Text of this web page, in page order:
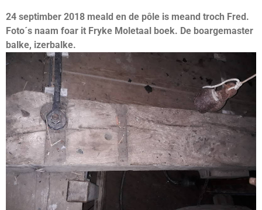
24 septimber 2018 meald en de pôle is meand troch Fred.
Foto´s naam foar it Fryke Moletaal boek. De boargemaster
balke, izerbalke.